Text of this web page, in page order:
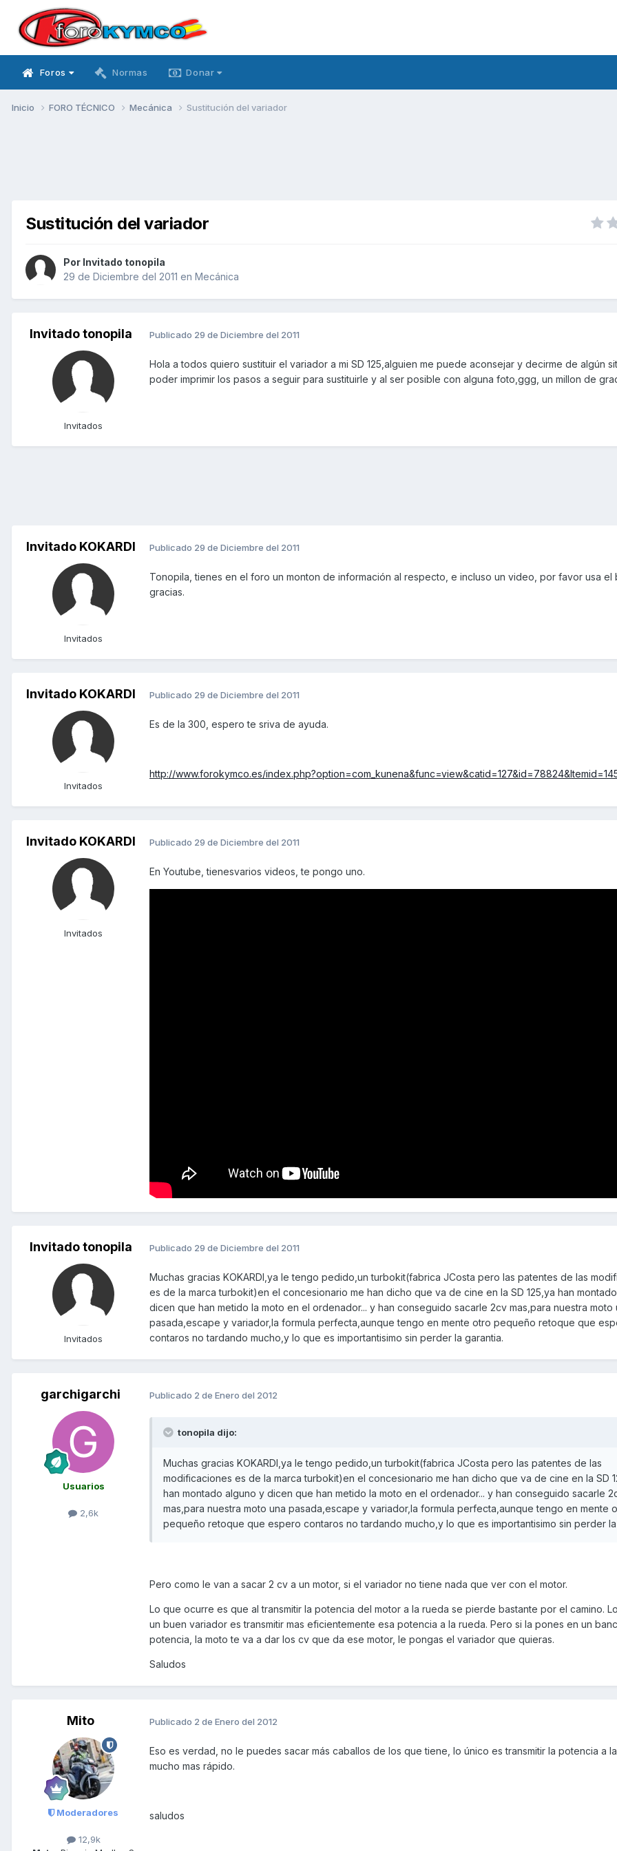
Foros Normas Donar
Inicio FORO TÉCNICO Mecánica Sustitución del variador
Sustitución del variador
Por Invitado tonopila
29 de Diciembre del 2011 en Mecánica
Invitado tonopila
Invitados
Publicado 29 de Diciembre del 2011
Hola a todos quiero sustituir el variador a mi SD 125,alguien me puede aconsejar y decirme de algún
poder imprimir los pasos a seguir para sustituirle y al ser posible con alguna foto,ggg, un millon de
Invitado KOKARDI
Invitados
Publicado 29 de Diciembre del 2011
Tonopila, tienes en el foro un monton de información al respecto, e incluso un video, por favor usa el
gracias.
Invitado KOKARDI
Invitados
Publicado 29 de Diciembre del 2011
Es de la 300, espero te sriva de ayuda.
http://www.forokymco.es/
Invitado KOKARDI
Invitados
Publicado 29 de Diciembre del 2011
En Youtube, tienesvarios videos, te pongo uno.
Invitado tonopila
Invitados
Publicado 29 de Diciembre del 2011
Muchas gracias KOKARDI,ya le tengo pedido,un turbokit(fabrica JCosta pero las patentes de las
es de la marca turbokit)en el concesionario me han dicho que va de cine en la SD 125,ya han
dicen que han metido la moto en el ordenador... y han conseguido sacarle 2cv mas,para nuestra moto
pasada,escape y variador,la formula perfecta,aunque tengo en mente otro pequeño retoque que
contaros no tardando mucho,y lo que es importantisimo sin perder la garantia.
garchigarchi
Usuarios
2,6k
Publicado 2 de Enero del 2012
tonopila dijo:
Muchas gracias KOKARDI,ya le tengo pedido,un turbokit(fabrica JCosta pero las patentes de las
modificaciones es de la marca turbokit)en el concesionario me han dicho que va de cine en la SD
han montado alguno y dicen que han metido la moto en el ordenador... y han conseguido sacarle
mas,para nuestra moto una pasada,escape y variador,la formula perfecta,aunque tengo en mente
pequeño retoque que espero contaros no tardando mucho,y lo que es importantisimo sin perder
Pero como le van a sacar 2 cv a un motor, si el variador no tiene nada que ver con el motor.
Lo que ocurre es que al transmitir la potencia del motor a la rueda se pierde bastante por el camino.
un buen variador es transmitir mas eficientemente esa potencia a la rueda. Pero si la pones en un
potencia, la moto te va a dar los cv que da ese motor, le pongas el variador que quieras.
Saludos
Mito
Moderadores
12,9k
Publicado 2 de Enero del 2012
Eso es verdad, no le puedes sacar más caballos de los que tiene, lo único es transmitir la potencia a
mucho mas rápido.
saludos